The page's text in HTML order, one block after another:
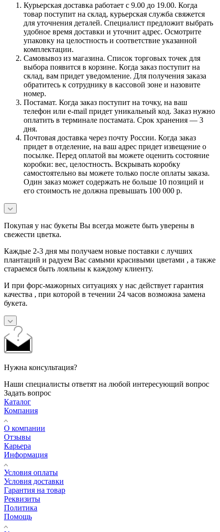
Курьерская доставка работает с 9.00 до 19.00. Когда
товар поступит на склад, курьерская служба свяжется
для уточнения деталей. Специалист предложит выбрать
удобное время доставки и уточнит адрес. Осмотрите
упаковку на целостность и соответствие указанной
комплектации.
Самовывоз из магазина. Список торговых точек для
выбора появится в корзине. Когда заказ поступит на
склад, вам придет уведомление. Для получения заказа
обратитесь к сотруднику в кассовой зоне и назовите
номер.
Постамат. Когда заказ поступит на точку, на ваш
телефон или e-mail придет уникальный код. Заказ нужно
оплатить в терминале постамата. Срок хранения — 3
дня.
Почтовая доставка через почту России. Когда заказ
придет в отделение, на ваш адрес придет извещение о
посылке. Перед оплатой вы можете оценить состояние
коробки: вес, целостность. Вскрывать коробку
самостоятельно вы можете только после оплаты заказа.
Один заказ может содержать не больше 10 позиций и
его стоимость не должна превышать 100 000 р.
Покупая у нас букеты Вы всегда можете быть уверены в
свежести цветка.
Каждые 2-3 дня мы получаем новые поставки с лучших
плантаций и радуем Вас самыми красивыми цветами , а также
стараемся быть лояльны к каждому клиенту.
И при форс-мажорных ситуациях у нас действует гарантия
качества , при которой в течении 24 часов возможна замена
букета.
Нужна консультация?
Наши специалисты ответят на любой интересующий вопрос
Задать вопрос
Каталог
Компания
О компании
Отзывы
Карьера
Информация
Условия оплаты
Условия доставки
Гарантия на товар
Реквизиты
Политика
Помощь